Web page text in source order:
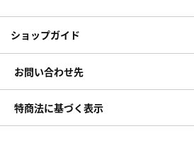
ショップガイド
お問い合わせ先
特商法に基づく表示